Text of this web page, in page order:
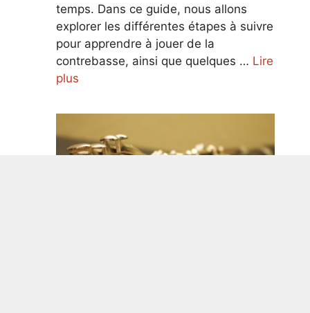
temps. Dans ce guide, nous allons
explorer les différentes étapes à suivre
pour apprendre à jouer de la
contrebasse, ainsi que quelques … Lire
plus